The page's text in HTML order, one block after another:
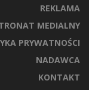
REKLAMA
MEDIALNY
PRYWATNOŚCI
NADAWCA
KONTAKT